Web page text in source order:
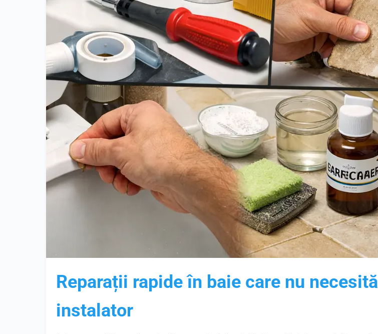
Reparații rapide în baie care nu necesită
instalator